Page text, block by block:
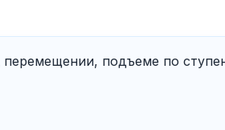
подъеме по